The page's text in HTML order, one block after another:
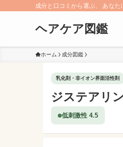
成分と口コミから選ぶ、 あなた
ヘアケア図鑑
ホーム 成分図鑑
乳化剤・非イオン界面活性剤
ジステアリ
低刺激性 4.5